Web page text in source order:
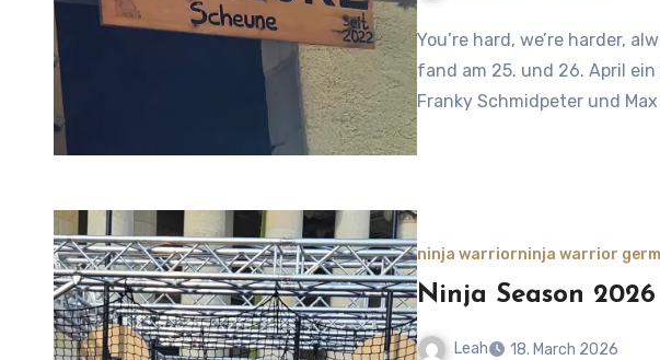
No
Comments
You’re hard, we’re harder,
fand am 25. und 26. April
Franky Schmidpeter und
ninja warriorninja warrior
Ninja Season 2026
Leah 18. March 2026